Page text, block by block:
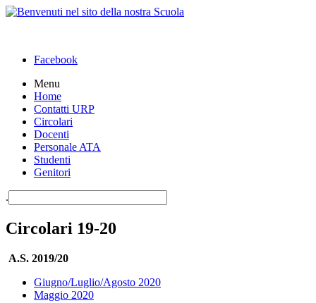
Facebook
Menu
Home
Contatti URP
Circolari
Docenti
Personale ATA
Studenti
Genitori
.
Circolari 19-20
A.S. 2019/20
Giugno/Luglio/Agosto 2020
Maggio 2020